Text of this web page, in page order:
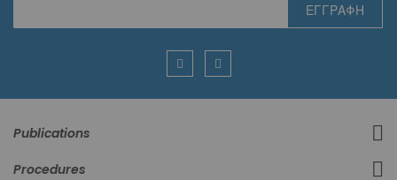
Ενημερωτικό
ΕΓΓΡΑΦΉ
Publications
Procedures